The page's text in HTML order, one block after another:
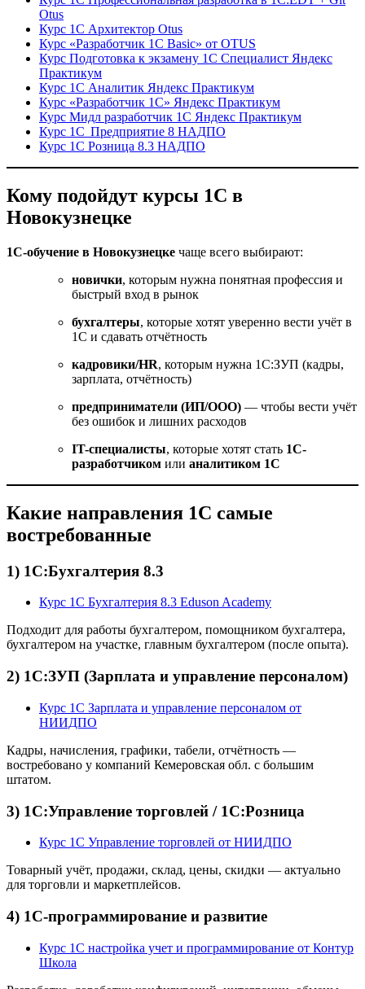
Otus
Курс 1С Архитектор Otus
Курс «Разработчик 1С Basic» от OTUS
Курс Подготовка к экзамену 1С Специалист Яндекс
Практикум
Курс 1С Аналитик Яндекс Практикум
Курс «Разработчик 1С» Яндекс Практикум
Курс Мидл разработчик 1С Яндекс Практикум
Курс 1С Предприятие 8 НАДПО
Курс 1С Розница 8.3 НАДПО
Кому подойдут курсы 1С в
Новокузнецке
1С-обучение в Новокузнецке чаще всего выбирают:
новички, которым нужна понятная профессия и
быстрый вход в рынок
бухгалтеры, которые хотят уверенно вести учёт в
1С и сдавать отчётность
кадровики/HR, которым нужна 1С:ЗУП (кадры,
зарплата, отчётность)
предприниматели (ИП/ООО) — чтобы вести учёт
без ошибок и лишних расходов
IT-специалисты, которые хотят стать 1С-
разработчиком или аналитиком 1С
Какие направления 1С самые
востребованные
1) 1С:Бухгалтерия 8.3
Курс 1С Бухгалтерия 8.3 Eduson Academy
Подходит для работы бухгалтером, помощником бухгалтера,
бухгалтером на участке, главным бухгалтером (после опыта).
2) 1С:ЗУП (Зарплата и управление персоналом)
Курс 1С Зарплата и управление персоналом от
НИИДПО
Кадры, начисления, графики, табели, отчётность —
востребовано у компаний Кемеровская обл. с большим
штатом.
3) 1С:Управление торговлей / 1С:Розница
Курс 1С Управление торговлей от НИИДПО
Товарный учёт, продажи, склад, цены, скидки — актуально
для торговли и маркетплейсов.
4) 1С-программирование и развитие
Курс 1С настройка учет и программирование от Контур
Школа